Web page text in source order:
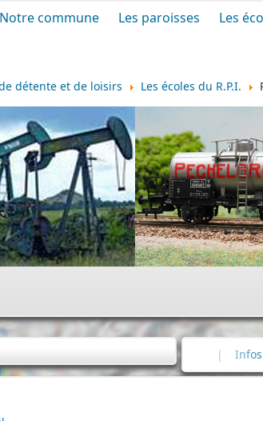
Notre commune Les paroisses Les
détente et de loisirs Les écoles du R.P.I.
Infos divers